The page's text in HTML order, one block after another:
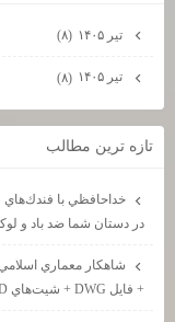
تیر ۱۴۰۵ (۸)
تیر ۱۴۰۵ (۸)
تازه ترين مطالب
خداحافظي با فندك‌هاي
در دستان شما ضد باد و
+ فايل DWG + شيت‌هاي HD)